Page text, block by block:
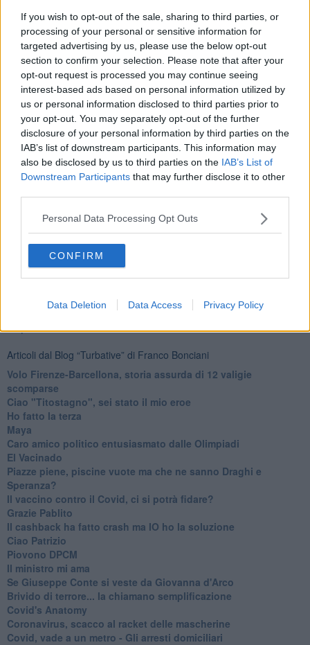
If you wish to opt-out of the sale, sharing to third parties, or
processing of your personal or sensitive information for
targeted advertising by us, please use the below opt-out
section to confirm your selection. Please note that after your
opt-out request is processed you may continue seeing
interest-based ads based on personal information utilized by
us or personal information disclosed to third parties prior to
your opt-out. You may separately opt-out of the further
disclosure of your personal information by third parties on the
IAB’s list of downstream participants. This information may
also be disclosed by us to third parties on the IAB’s List of
Downstream Participants that may further disclose it to other
Personal Data Processing Opt Outs
CONFIRM
Data Deletion Data Access Privacy Policy
Capisco che sia dura quando si ha a che fare con un mondo dove,
per capire cosa dire oggi, si aspetta il sondaggio di domani, ma
uno sforzo , ne vale davvero la pena. Perchè i Giochi si svolgono
ogni quattro anni, di norma, e restano unici, universali,
indimenticabili e, quando sono come quelli di Tokyo, si gode,
insieme, senza distinzioni, ed è bellissimo. Perchè le Olimpiadi
non sono come le elezioni che si fanno ogni tre per due e il giorno
dopo si fa a gara a dimenticarsele.
Franco Bonciani
Franco Bonciani
© Riproduzione riservata
Se vuoi leggere le notizie principali della Toscana iscriviti alla
Newsletter QUInews - ToscanaMedia.
Basta cliccare QUI
Articoli dal Blog “Turbative” di Franco Bonciani
Volo Firenze-Barcellona, storia assurda di 12 valigie
scomparse
Ciao "Titostagno", sei stato il mio eroe
Ho fatto la terza
Maya
Caro amico politico entusiasmato dalle Olimpiadi
El Vacinado
Piazze piene, piscine vuote ma che ne sanno Draghi e
Speranza?
​Il vaccino contro il Covid, ci si potrà fidare?
Grazie Pablito
Il cashback ha fatto crash ma IO ho la soluzione
Ciao Patrizio
Piovono DPCM
Il ministro mi ama
Se Giuseppe Conte si veste da Giovanna d'Arco
Brivido di terrore... la chiamano semplificazione
Covid's Anatomy
Coronavirus, scacco al racket delle mascherine
Covid, vade a un metro - Gli arresti domiciliari